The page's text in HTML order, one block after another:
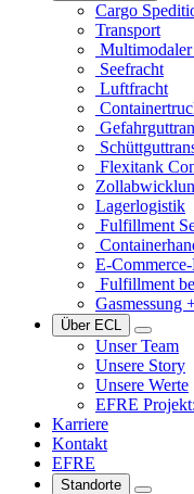
Cargo
Transport
Seefracht
Luftfracht
Flexitank
Lagerlogistik
Fulfillment
E-
Fulfillment
Gasmessung
Über ECL
Unser Team
Unsere Story
Unsere Werte
EFRE
Karriere
Kontakt
EFRE
Standorte